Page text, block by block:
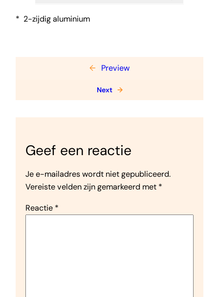
* 2-zijdig aluminium
← Preview
Next →
Geef een reactie
Je e-mailadres wordt niet gepubliceerd.
Vereiste velden zijn gemarkeerd met *
Reactie *